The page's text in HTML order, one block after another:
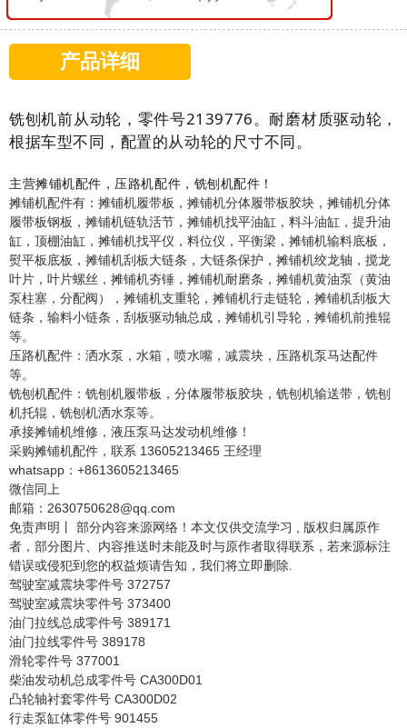
产品详细
铣刨机前从动轮，零件号2139776。耐磨材质驱动轮，
根据车型不同，配置的从动轮的尺寸不同。
主营摊铺机配件，压路机配件，铣刨机配件！
摊铺机配件有：摊铺机履带板，摊铺机分体履带板胶块，摊铺机分体
履带板钢板，摊铺机链轨活节，摊铺机找平油缸，料斗油缸，提升油
缸，顶棚油缸，摊铺机找平仪，料位仪，平衡梁，摊铺机输料底板，
熨平板底板，摊铺机刮板大链条，大链条保护，摊铺机绞龙轴，搅龙
叶片，叶片螺丝，摊铺机夯锤，摊铺机耐磨条，摊铺机黄油泵（黄油
泵柱塞，分配阀），摊铺机支重轮，摊铺机行走链轮，摊铺机刮板大
链条，输料小链条，刮板驱动轴总成，摊铺机引导轮，摊铺机前推辊
等。
压路机配件：洒水泵，水箱，喷水嘴，减震块，压路机泵马达配件
等。
铣刨机配件：铣刨机履带板，分体履带板胶块，铣刨机输送带，铣刨
机托辊，铣刨机洒水泵等。
承接摊铺机维修，液压泵马达发动机维修！
采购摊铺机配件，联系 13605213465 王经理
whatsapp：+8613605213465
微信同上
邮箱：2630750628@qq.com
免责声明丨 部分内容来源网络！本文仅供交流学习 , 版权归属原作
者，部分图片、内容推送时未能及时与原作者取得联系，若来源标注
错误或侵犯到您的权益烦请告知，我们将立即删除.
驾驶室减震块零件号 372757
驾驶室减震块零件号 373400
油门拉线总成零件号 389171
油门拉线零件号 389178
滑轮零件号 377001
柴油发动机总成零件号 CA300D01
凸轮轴衬套零件号 CA300D02
行走泵缸体零件号 901455